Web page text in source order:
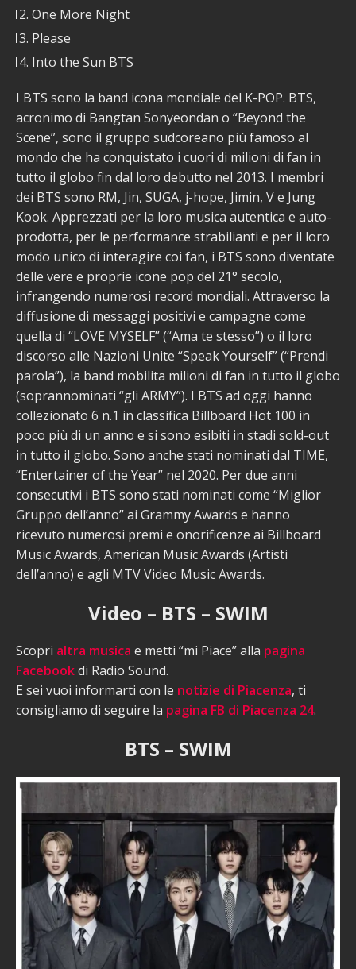
One More Night
Please
Into the Sun BTS
I BTS sono la band icona mondiale del K-POP. BTS,
acronimo di Bangtan Sonyeondan o “Beyond the
Scene”, sono il gruppo sudcoreano più famoso al
mondo che ha conquistato i cuori di milioni di fan in
tutto il globo fin dal loro debutto nel 2013. I membri
dei BTS sono RM, Jin, SUGA, j-hope, Jimin, V e Jung
Kook. Apprezzati per la loro musica autentica e auto-
prodotta, per le performance strabilianti e per il loro
modo unico di interagire coi fan, i BTS sono diventate
delle vere e proprie icone pop del 21° secolo,
infrangendo numerosi record mondiali. Attraverso la
diffusione di messaggi positivi e campagne come
quella di “LOVE MYSELF” (“Ama te stesso”) o il loro
discorso alle Nazioni Unite “Speak Yourself” (“Prendi
parola”), la band mobilita milioni di fan in tutto il globo
(soprannominati “gli ARMY”). I BTS ad oggi hanno
collezionato 6 n.1 in classifica Billboard Hot 100 in
poco più di un anno e si sono esibiti in stadi sold-out
in tutto il globo. Sono anche stati nominati dal TIME,
“Entertainer of the Year” nel 2020. Per due anni
consecutivi i BTS sono stati nominati come “Miglior
Gruppo dell’anno” ai Grammy Awards e hanno
ricevuto numerosi premi e onorificenze ai Billboard
Music Awards, American Music Awards (Artisti
dell’anno) e agli MTV Video Music Awards.
Video – BTS – SWIM
Scopri altra musica e metti “mi Piace” alla pagina
Facebookdi Radio Sound.
E sei vuoi informarti con le notizie di Piacenza, ti
consigliamo di seguire la pagina FB di Piacenza 24.
BTS – SWIM